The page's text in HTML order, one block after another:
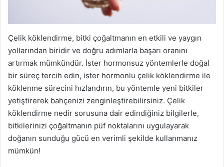
Çelik köklendirme, bitki çoğaltmanın en etkili ve yaygın
yollarından biridir ve doğru adımlarla başarı oranını
artırmak mümkündür. İster hormonsuz yöntemlerle doğal
bir süreç tercih edin, ister hormonlu çelik köklendirme ile
köklenme sürecini hızlandırın, bu yöntemle yeni bitkiler
yetiştirerek bahçenizi zenginleştirebilirsiniz. Çelik
köklendirme nedir sorusuna dair edindiğiniz bilgilerle,
bitkilerinizi çoğaltmanın püf noktalarını uygulayarak
doğanın sunduğu gücü en verimli şekilde kullanmanız
mümkün!